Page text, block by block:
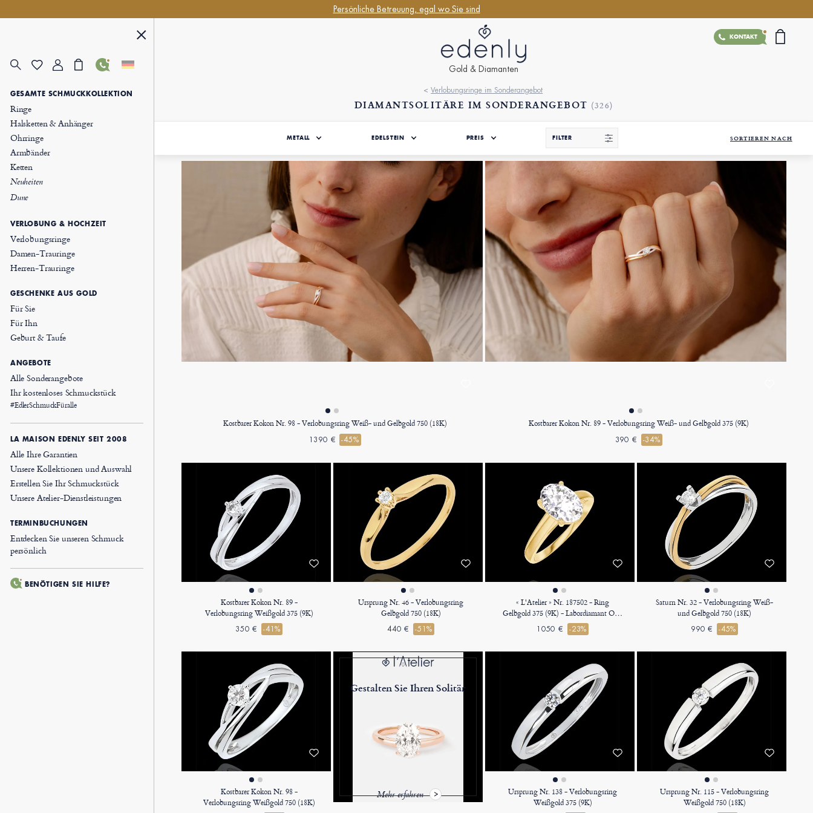
GESAMTE SCHMUCKKOLLEKTION
Ringe
Halsketten & Anhänger
Ohrringe
Armbänder
Ketten
Neuheiten
Dune
VERLOBUNG & HOCHZEIT
Verlobungsringe
Damen-Trauringe
Herren-Trauringe
GESCHENKE AUS GOLD
Für Sie
Für Ihn
Geburt & Taufe
ANGEBOTE
Alle Sonderangebote
Ihr kostenloses Schmuckstück
#EdlerSchmuckFüralle
LA MAISON EDENLY SEIT 2008
Alle Ihre Garantien
Unsere Kollektionen und Auswahl
Erstellen Sie Ihr Schmuckstück
Unsere Atelier-Dienstleistungen
TERMINBUCHUNGEN
Entdecken Sie unseren Schmuck
persönlich
BENÖTIGEN SIE HILFE?
Persönliche Betreuung, egal wo Sie sind
KONTAKT
Gold & Diamanten
<Verlobungsringe im Sonderangebot
DIAMANTSOLITÄRE IM SONDERANGEBOT (326)
METALL EDELSTEIN PREIS FILTER SORTIEREN NACH
Kostbarer Kokon Nr. 98 - Verlobungsring Weiß- und Gelbgold 750 (18K)
1390 € -45%
Kostbarer Kokon Nr. 89 - Verlobungsring Weiß- und Gelbgold 375 (9K)
390 € -34%
Kostbarer Kokon Nr. 89 -
Verlobungsring Weißgold 375 (9K)
350 € -41%
Ursprung Nr. 46 - Verlobungsring
Gelbgold 750 (18K)
440 € -51%
« L'Atelier » Nr. 187502 - Ring
Gelbgold 375 (9K) - Labordiamant Oval
1 Karat
1050 € -23%
Saturn Nr. 32 - Verlobungsring Weiß-
und Gelbgold 750 (18K)
990 € -45%
Kostbarer Kokon Nr. 98 -
Verlobungsring Weißgold 750 (18K)
Gestalten Sie Ihren Solitär
Mehr erfahren
Ursprung Nr. 138 - Verlobungsring
Weißgold 375 (9K)
Ursprung Nr. 115 - Verlobungsring
Weißgold 750 (18K)